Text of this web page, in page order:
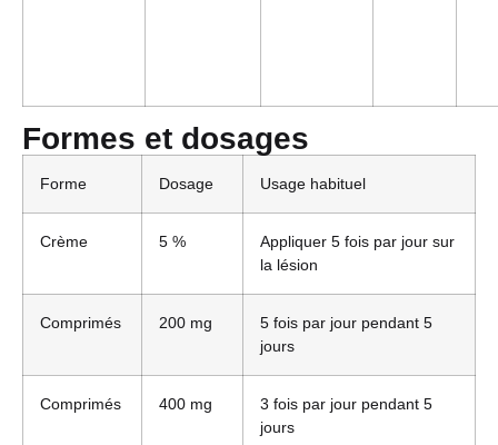
Formes et dosages
Forme Dosage Usage habituel
Crème 5 %
Appliquer 5 fois par jour sur
la lésion
Comprimés 200 mg
5 fois par jour pendant 5
jours
Comprimés 400 mg
3 fois par jour pendant 5
jours